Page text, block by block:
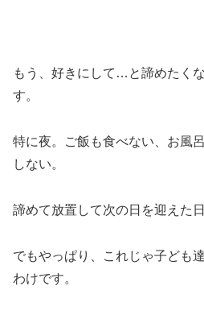
もう、好きにして…と諦めたく
す。
特に夜。ご飯も食べない、お風
しない。
諦めて放置して次の日を迎えた
でもやっぱり、これじゃ子ども
わけです。